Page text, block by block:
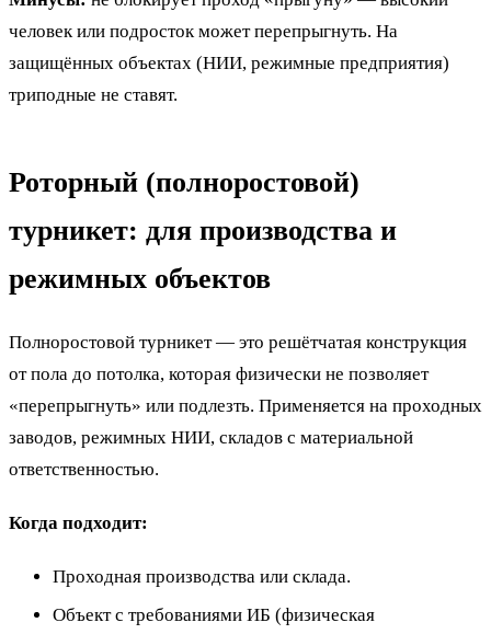
человек или подросток может перепрыгнуть. На
защищённых объектах (НИИ, режимные предприятия)
триподные не ставят.
Роторный (полноростовой)
турникет: для производства и
режимных объектов
Полноростовой турникет — это решётчатая конструкция
от пола до потолка, которая физически не позволяет
«перепрыгнуть» или подлезть. Применяется на проходных
заводов, режимных НИИ, складов с материальной
ответственностью.
Когда подходит:
Проходная производства или склада.
Объект с требованиями ИБ (физическая